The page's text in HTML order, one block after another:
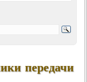
передачи